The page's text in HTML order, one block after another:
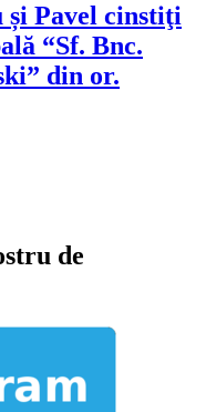
Pavel cinstiţi
“Sf. Bnc.
din or.
de